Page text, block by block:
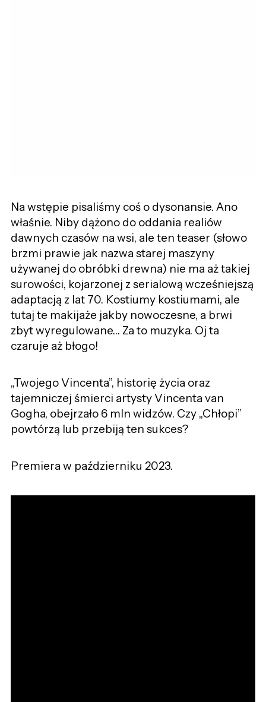
Na wstępie pisaliśmy coś o dysonansie. Ano
właśnie. Niby dążono do oddania realiów
dawnych czasów na wsi, ale ten teaser (słowo
brzmi prawie jak nazwa starej maszyny
używanej do obróbki drewna) nie ma aż takiej
surowości, kojarzonej z serialową wcześniejszą
adaptacją z lat 70. Kostiumy kostiumami, ale
tutaj te makijaże jakby nowoczesne, a brwi
zbyt wyregulowane… Za to muzyka. Oj ta
czaruje aż błogo!
„Twojego Vincenta”, historię życia oraz
tajemniczej śmierci artysty Vincenta van
Gogha, obejrzało 6 mln widzów. Czy „Chłopi”
powtórzą lub przebiją ten sukces?
Premiera w październiku 2023.